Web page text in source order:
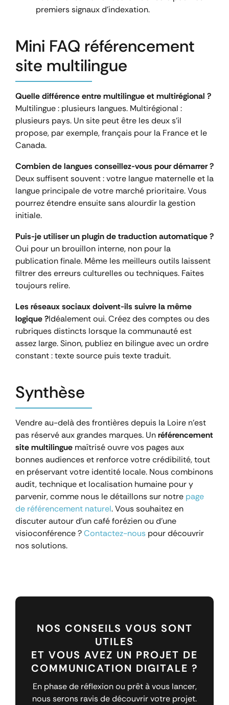
premiers signaux d’indexation.
Mini FAQ référencement
site multilingue
Quelle différence entre multilingue et multirégional ?
Multilingue : plusieurs langues. Multirégional :
plusieurs pays. Un site peut être les deux s’il
propose, par exemple, français pour la France et le
Canada.
Combien de langues conseillez-vous pour démarrer ?
Deux suffisent souvent : votre langue maternelle et la
langue principale de votre marché prioritaire. Vous
pourrez étendre ensuite sans alourdir la gestion
initiale.
Puis-je utiliser un plugin de traduction automatique ?
Oui pour un brouillon interne, non pour la
publication finale. Même les meilleurs outils laissent
filtrer des erreurs culturelles ou techniques. Faites
toujours relire.
Les réseaux sociaux doivent-ils suivre la même
logique ?Idéalement oui. Créez des comptes ou des
rubriques distincts lorsque la communauté est
assez large. Sinon, publiez en bilingue avec un ordre
constant : texte source puis texte traduit.
Synthèse
Vendre au-delà des frontières depuis la Loire n’est
pas réservé aux grandes marques. Unréférencement
site multilingue maîtrisé ouvre vos pages aux
bonnes audiences et renforce votre crédibilité, tout
en préservant votre identité locale. Nous combinons
audit, technique et localisation humaine pour y
parvenir, comme nous le détaillons sur notre page
de référencement naturel. Vous souhaitez en
discuter autour d’un café forézien ou d’une
visioconférence ?Contactez-nous pour découvrir
nos solutions.
NOS CONSEILS VOUS SONT
UTILES
ET VOUS AVEZ UN PROJET DE
COMMUNICATION DIGITALE ?
En phase de réflexion ou prêt à vous lancer,
nous serons ravis de découvrir votre projet.